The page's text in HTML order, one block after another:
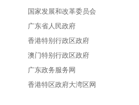
国家发展和改革委员会
广东省人民政府
香港特别行政区政府
澳门特别行政区政府
广东政务服务网
香港特区政府大湾区网